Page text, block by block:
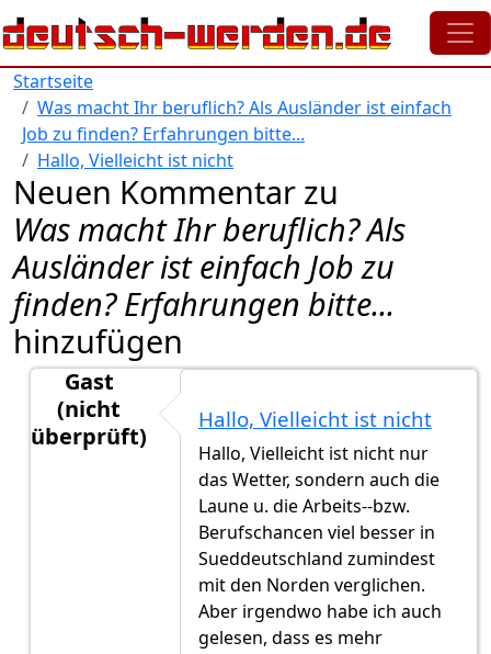
Direkt zum Inhalt
Startseite
Was macht Ihr beruflich? Als Ausländer ist einfach
Job zu finden? Erfahrungen bitte...
Hallo, Vielleicht ist nicht
Neuen Kommentar zu
Was macht Ihr beruflich? Als
Ausländer ist einfach Job zu
finden? Erfahrungen bitte...
hinzufügen
Gast
(nicht
überprüft)
Hallo, Ich bin auch Berlinervon
Hallo, Vielleicht ist nicht
Hallo, Vielleicht ist nicht nur
das Wetter, sondern auch die
Laune u. die Arbeits--bzw.
Berufschancen viel besser in
Sueddeutschland zumindest
mit den Norden verglichen.
Aber irgendwo habe ich auch
gelesen, dass es mehr